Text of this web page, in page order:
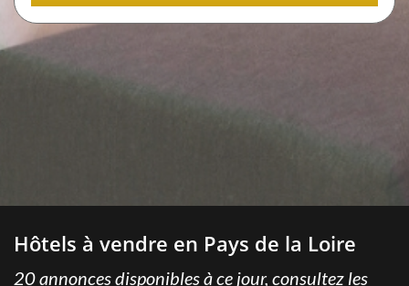
REJOINDRE GRAVITAO
Hôtels à vendre en Pays de la Loire
20 annonces disponibles à ce jour, consultez les